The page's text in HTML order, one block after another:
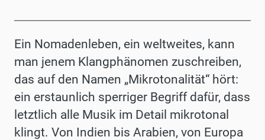
Ein Nomadenleben, ein weltweites, kann
man jenem Klangphänomen zuschreiben,
das auf den Namen „Mikrotonalität“ hört:
ein erstaunlich sperriger Begriff dafür, dass
letztlich alle Musik im Detail mikrotonal
klingt. Von Indien bis Arabien, von Europa